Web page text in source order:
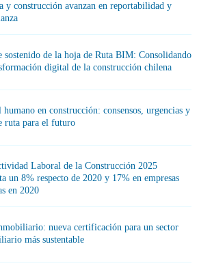
y construcción avanzan en reportabilidad y
sostenido de la hoja de Ruta BIM: Consolidando
digital de la construcción chilena
humano en construcción: consensos, urgencias y
ruta para el futuro
Laboral de la Construcción 2025
un 8% respecto de 2020 y 17% en empresas
en 2020
nueva certificación para un sector
más sustentable